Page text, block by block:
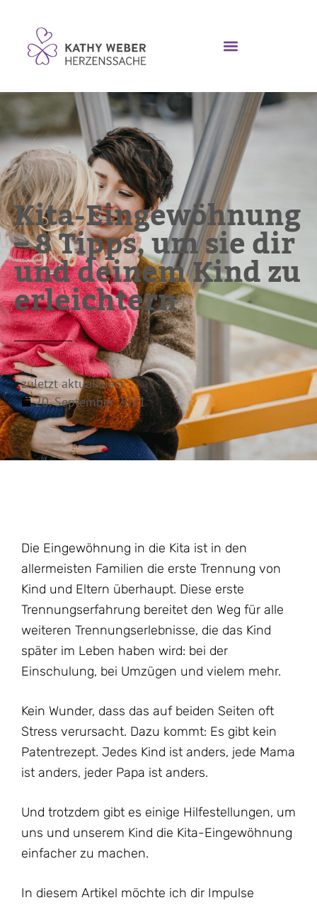
Kita-Eingewöhnung
– 8 Tipps, um sie dir
und deinem Kind zu
erleichtern
zuletzt aktualisiert:
20. September 2021
Die Eingewöhnung in die Kita ist in den
allermeisten Familien die erste Trennung von
Kind und Eltern überhaupt. Diese erste
Trennungserfahrung bereitet den Weg für alle
weiteren Trennungserlebnisse, die das Kind
später im Leben haben wird: bei der
Einschulung, bei Umzügen und vielem mehr.
Kein Wunder, dass das auf beiden Seiten oft
Stress verursacht. Dazu kommt: Es gibt kein
Patentrezept. Jedes Kind ist anders, jede Mama
ist anders, jeder Papa ist anders.
Und trotzdem gibt es einige Hilfestellungen, um
uns und unserem Kind die Kita-Eingewöhnung
einfacher zu machen.
In diesem Artikel möchte ich dir Impulse